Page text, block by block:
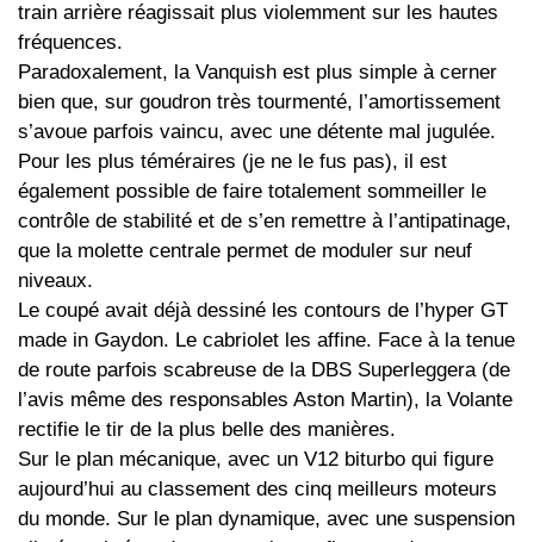
train arrière réagissait plus violemment sur les hautes
fréquences.
Paradoxalement, la Vanquish est plus simple à cerner
bien que, sur goudron très tourmenté, l’amortissement
s’avoue parfois vaincu, avec une détente mal jugulée.
Pour les plus téméraires (je ne le fus pas), il est
également possible de faire totalement sommeiller le
contrôle de stabilité et de s’en remettre à l’antipatinage,
que la molette centrale permet de moduler sur neuf
niveaux.
Le coupé avait déjà dessiné les contours de l’hyper GT
made in Gaydon. Le cabriolet les affine. Face à la tenue
de route parfois scabreuse de la DBS Superleggera (de
l’avis même des responsables Aston Martin), la Volante
rectifie le tir de la plus belle des manières.
Sur le plan mécanique, avec un V12 biturbo qui figure
aujourd’hui au classement des cinq meilleurs moteurs
du monde. Sur le plan dynamique, avec une suspension